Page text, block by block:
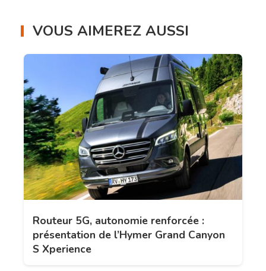
VOUS AIMEREZ AUSSI
Routeur 5G, autonomie renforcée :
présentation de l’Hymer Grand Canyon
S Xperience